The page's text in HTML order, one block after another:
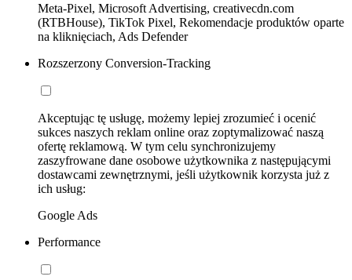
Meta-Pixel, Microsoft Advertising, creativecdn.com
(RTBHouse), TikTok Pixel, Rekomendacje produktów oparte
na kliknięciach, Ads Defender
Rozszerzony Conversion-Tracking
Akceptując tę usługę, możemy lepiej zrozumieć i ocenić
sukces naszych reklam online oraz zoptymalizować naszą
ofertę reklamową. W tym celu synchronizujemy
zaszyfrowane dane osobowe użytkownika z następującymi
dostawcami zewnętrznymi, jeśli użytkownik korzysta już z
ich usług:
Google Ads
Performance